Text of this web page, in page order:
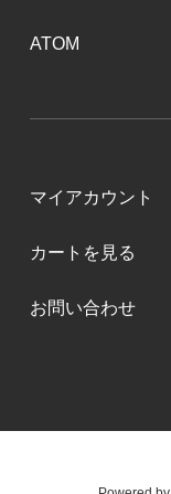
ATOM
マイアカウント
カートを見る
お問い合わせ